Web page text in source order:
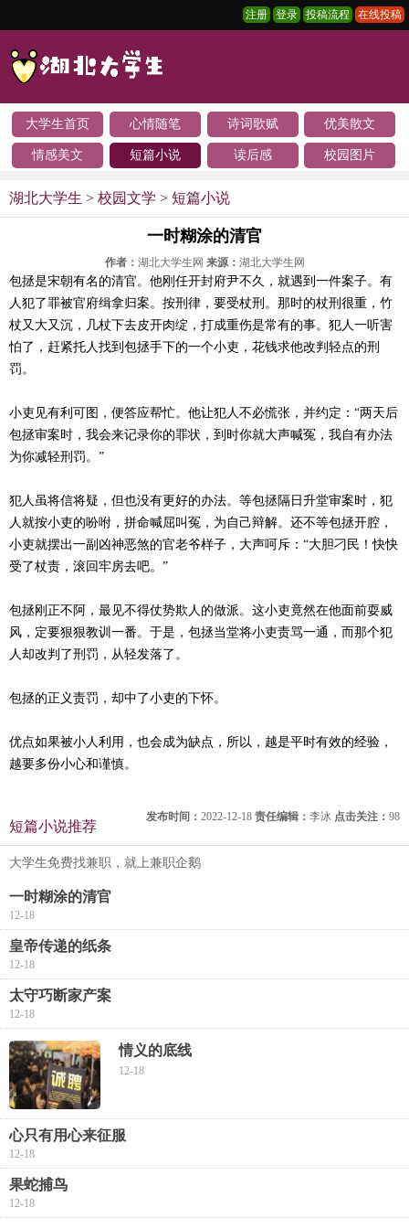
注册 登录 投稿流程 在线投稿
大学生首页 心情随笔 诗词歌赋 优美散文
情感美文 短篇小说 读后感 校园图片
湖北大学生 > 校园文学 > 短篇小说
一时糊涂的清官
作者： 湖北大学生网 来源： 湖北大学生网
包拯是宋朝有名的清官。他刚任开封府尹不久，就遇到一件案子。有
人犯了罪被官府缉拿归案。按刑律，要受杖刑。那时的杖刑很重，竹
杖又大又沉，几杖下去皮开肉绽，打成重伤是常有的事。犯人一听害
怕了，赶紧托人找到包拯手下的一个小吏，花钱求他改判轻点的刑
罚。
小吏见有利可图，便答应帮忙。他让犯人不必慌张，并约定：“两天后
包拯审案时，我会来记录你的罪状，到时你就大声喊冤，我自有办法
为你减轻刑罚。”
犯人虽将信将疑，但也没有更好的办法。等包拯隔日升堂审案时，犯
人就按小吏的吩咐，拼命喊屈叫冤，为自己辩解。还不等包拯开腔，
小吏就摆出一副凶神恶煞的官老爷样子，大声呵斥：“大胆刁民！快快
受了杖责，滚回牢房去吧。”
包拯刚正不阿，最见不得仗势欺人的做派。这小吏竟然在他面前耍威
风，定要狠狠教训一番。于是，包拯当堂将小吏责骂一通，而那个犯
人却改判了刑罚，从轻发落了。
包拯的正义责罚，却中了小吏的下怀。
优点如果被小人利用，也会成为缺点，所以，越是平时有效的经验，
越要多份小心和谨慎。
发布时间： 2022-12-18 责任编辑： 李冰 点击关注： 98
短篇小说推荐
大学生免费找兼职，就上兼职企鹅
一时糊涂的清官
12-18
皇帝传递的纸条
12-18
太守巧断家产案
12-18
情义的底线
12-18
心只有用心来征服
12-18
果蛇捕鸟
12-18